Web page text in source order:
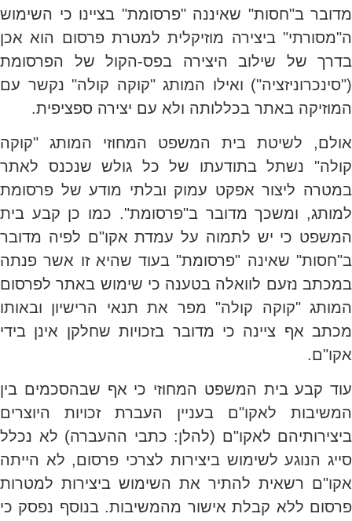
מדובר ב"חסות" שאיננה "פרסומת" בציינו כי השימוש
ה"מסורתי" ביצירה מוזיקלית למטרת פרסום הוא אכן
בדרך של שילוב היצירה בפס-הקול של הפרסומת
("סינכרוניזציה") ואילו המותג "קוקה קולה" נקשר עם
המוזיקה באתר בכללותה ולא עם יצירה ספציפית.
אולם, לשיטת בית המשפט המחוזי המותג "קוקה
קולה" נשתל בתודעתו של כל גולש שנכנס לאתר
במטרה ליצור אפקט עמוק ובלתי מודע של פרסומת
למותג, ומשכך מדובר ב"פרסומת". כמו כן קבע בית
המשפט כי יש לתמוה על עמדת אקו"ם לפיה מדובר
ב"חסות" שאינה "פרסומת" בעוד שהיא זו אשר פנתה
במכתב נזעם לוואלה בטענה כי שימוש באתר לפרסום
המותג "קוקה קולה" מפר את תנאי הרישיון ובאותו
מכתב אף ציינה כי מדובר בזכויות שחלקן אינן בידי
אקו"ם.
עוד קבע בית המשפט המחוזי כי אף שבהסכמים בין
המשיבות לאקו"ם בעניין העברת זכויות היוצרים
ביצירותיהם לאקו"ם (להלן: כתבי ההעברה) לא נכלל
סייג הנוגע לשימוש ביצירות לצרכי פרסום, לא הייתה
אקו"ם רשאית להתיר את השימוש ביצירות למטרות
פרסום ללא קבלת אישור מהמשיבות. בנוסף נפסק כי